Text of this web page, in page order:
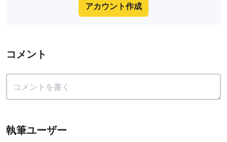
アカウント作成
コメント
執筆ユーザー